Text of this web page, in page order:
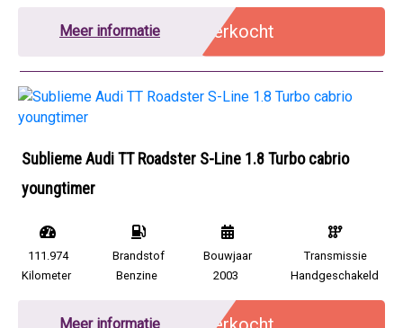
Meer informatie Verkocht
Sublieme Audi TT Roadster S-Line 1.8 Turbo cabrio
youngtimer
111.974
Kilometer
Brandstof
Benzine
Bouwjaar
2003
Transmissie
Handgeschakeld
Meer informatie